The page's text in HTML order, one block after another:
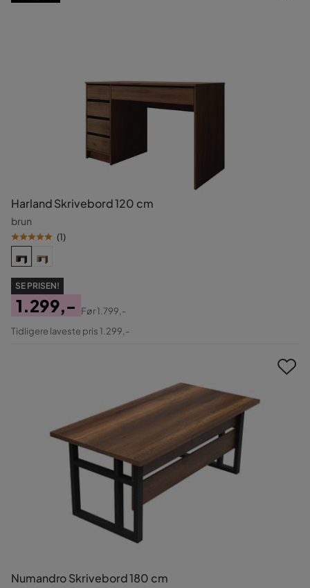
Harland Skrivebord 120 cm
brun
(1)
SE PRISEN!
Pris
1.299,-
Original
Før1.799,-
Tidligere laveste pris 1.299,-
Numandro Skrivebord 180 cm